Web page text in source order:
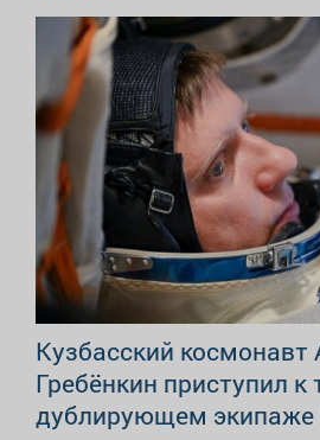
Кузбасский космонавт
Гребёнкин приступил
дублирующем